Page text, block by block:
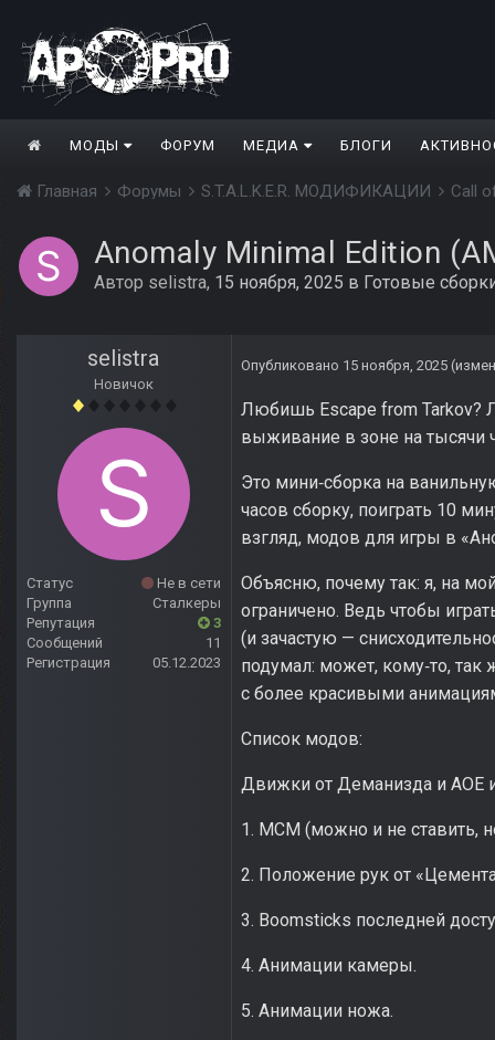
МОДЫ ФОРУМ МЕДИА БЛОГИ
Главная Форумы S.T.A.L.K.E.R. МОДИФИКАЦИИ Call
Anomaly Minimal Edition
Автор selistra, 15 ноября, 2025 в Готовые
selistra
Новичок
Статус
Не в сети
Группа
Сталкеры
Репутация
3
Сообщений
11
Регистрация
05.12.2023
Опубликовано 15 ноября, 2025
Любишь Escape from Tarkov?
выживание в зоне на тысячи
Это мини‑сборка на
часов сборку, поиграть 10
взгляд, модов для игры в
Объясню, почему так: я, на
ограничено. Ведь чтобы
(и зачастую —
подумал: может, кому‑то, так
с более красивыми
Список модов:
Движки от Деманизда и АОE
1. MCM (можно и не ставить,
2. Положение рук от
3. Boomsticks последней
4. Анимации камеры.
5. Анимации ножа.